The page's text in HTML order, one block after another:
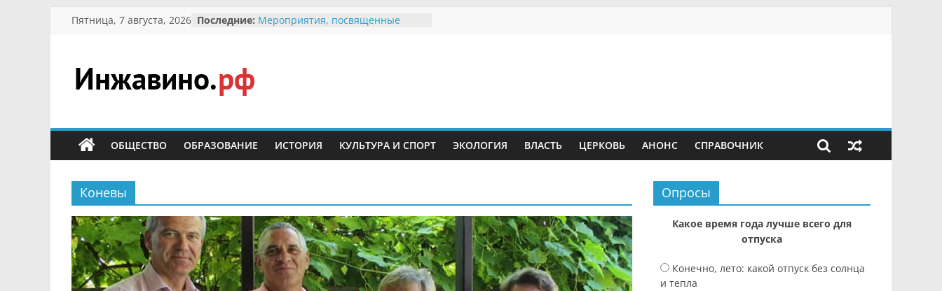
Перейти
Пятница, 7 августа, 2026 Последние: Мероприятия, посвященные
Безопасность в сети Интернет
Ученики приняли участие в
мероприятии «Сохраним
заповедника родились крапчатые
суслики
Инжавино.рф
сельский
портал
ОБЩЕСТВО ОБРАЗОВАНИЕ ИСТОРИЯ КУЛЬТУРА И СПОРТ ЭКОЛОГИЯ ВЛАСТЬ ЦЕРКОВЬ АНОНС СПРАВОЧНИК
Коневы Опросы
Какое время года лучше всего для
отпуска
Конечно, лето: какой отпуск без солнца
и тепла